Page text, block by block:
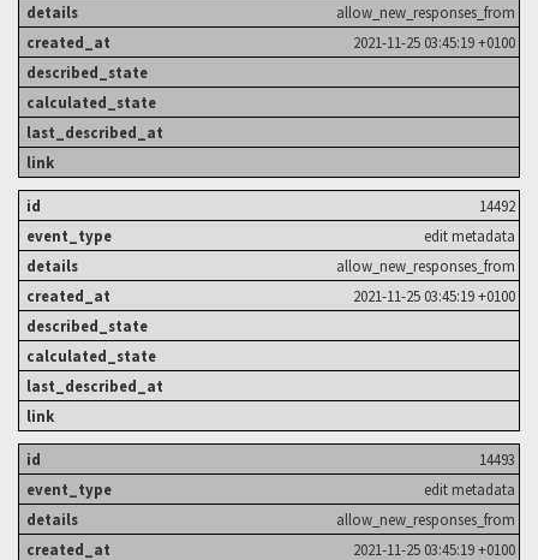
allow_new_responses_from
2021-11-25 03:45:19 +0100
14492
edit metadata
allow_new_responses_from
2021-11-25 03:45:19 +0100
14493
edit metadata
allow_new_responses_from
2021-11-25 03:45:19 +0100